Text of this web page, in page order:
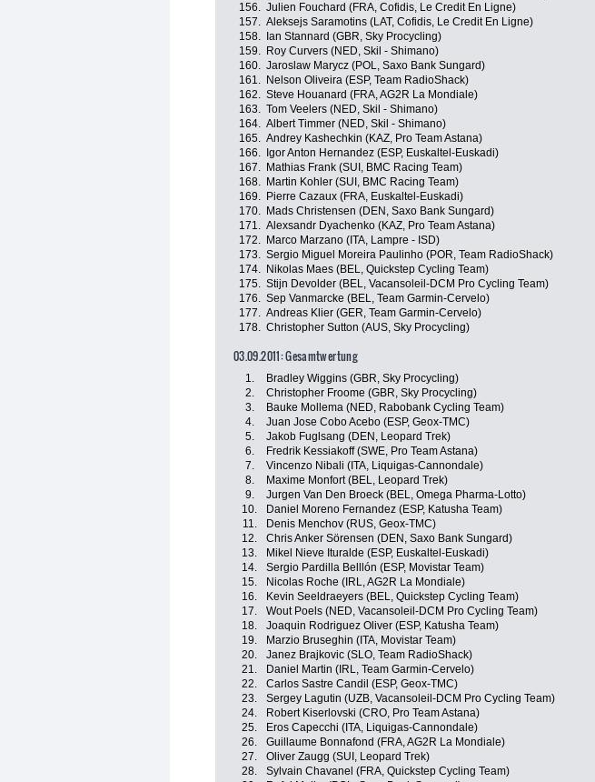
156. Julien Fouchard (FRA, Cofidis, Le Credit En Ligne)
157. Aleksejs Saramotins (LAT, Cofidis, Le Credit En Ligne)
158.
Ian Stannard (GBR, Sky Procycling)
159.
Roy Curvers (NED, Skil - Shimano)
160. Jaroslaw Marycz (POL, Saxo Bank Sungard)
161.
Nelson Oliveira (ESP, Team RadioShack)
162. Steve Houanard (FRA, AG2R La Mondiale)
163. Tom Veelers (NED, Skil - Shimano)
164. Albert Timmer (NED, Skil - Shimano)
165. Andrey Kashechkin (KAZ, Pro Team Astana)
166.
Igor Anton Hernandez (ESP, Euskaltel-Euskadi)
167.
Mathias Frank (SUI, BMC Racing Team)
168.
Martin Kohler (SUI, BMC Racing Team)
169.
Pierre Cazaux (FRA, Euskaltel-Euskadi)
170.
Mads Christensen (DEN, Saxo Bank Sungard)
171. Alexsandr Dyachenko (KAZ, Pro Team Astana)
172.
Marco Marzano (ITA, Lampre - ISD)
173. Sergio Miguel Moreira Paulinho (POR, Team RadioShack)
174.
Nikolas Maes (BEL, Quickstep Cycling Team)
175. Stijn Devolder (BEL, Vacansoleil-DCM Pro Cycling Team)
176. Sep Vanmarcke (BEL, Team Garmin-Cervelo)
177. Andreas Klier (GER, Team Garmin-Cervelo)
178. Christopher Sutton (AUS, Sky Procycling)
03.09.2011: Gesamtwertung
1. Bradley Wiggins (GBR, Sky Procycling)
2.
Christopher Froome (GBR, Sky Procycling)
3.
Bauke Mollema (NED, Rabobank Cycling Team)
4.
Juan Jose Cobo Acebo (ESP, Geox-TMC)
5.
Jakob Fuglsang (DEN, Leopard Trek)
6.
Fredrik Kessiakoff (SWE, Pro Team Astana)
7.
Vincenzo Nibali (ITA, Liquigas-Cannondale)
8.
Maxime Monfort (BEL, Leopard Trek)
9.
Jurgen Van Den Broeck (BEL, Omega Pharma-Lotto)
10.
Daniel Moreno Fernandez (ESP, Katusha Team)
11.
Denis Menchov (RUS, Geox-TMC)
12.
Chris Anker Sörensen (DEN, Saxo Bank Sungard)
13.
Mikel Nieve Ituralde (ESP, Euskaltel-Euskadi)
14.
Sergio Pardilla Belllón (ESP, Movistar Team)
15.
Nicolas Roche (IRL, AG2R La Mondiale)
16.
Kevin Seeldraeyers (BEL, Quickstep Cycling Team)
17.
Wout Poels (NED, Vacansoleil-DCM Pro Cycling Team)
18.
Joaquin Rodriguez Oliver (ESP, Katusha Team)
19.
Marzio Bruseghin (ITA, Movistar Team)
20.
Janez Brajkovic (SLO, Team RadioShack)
21.
Daniel Martin (IRL, Team Garmin-Cervelo)
22.
Carlos Sastre Candil (ESP, Geox-TMC)
23.
Sergey Lagutin (UZB, Vacansoleil-DCM Pro Cycling Team)
24.
Robert Kiserlovski (CRO, Pro Team Astana)
25.
Eros Capecchi (ITA, Liquigas-Cannondale)
26.
Guillaume Bonnafond (FRA, AG2R La Mondiale)
27.
Oliver Zaugg (SUI, Leopard Trek)
28.
Sylvain Chavanel (FRA, Quickstep Cycling Team)